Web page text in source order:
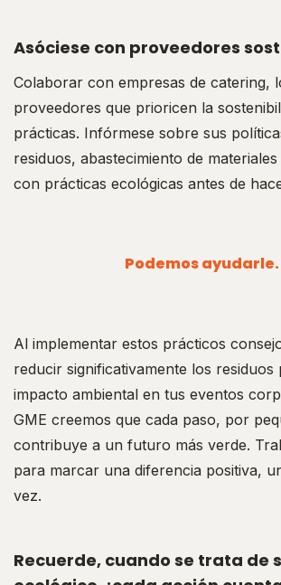
Asóciese con proveedores
Colaborar con empresas de catering,
proveedores que prioricen la
prácticas. Infórmese sobre sus
residuos, abastecimiento de
con prácticas ecológicas antes de
Podemos ayudarle.
Al implementar estos prácticos
reducir significativamente los residuos
impacto ambiental en tus eventos
GME creemos que cada paso, por
contribuye a un futuro más verde.
para marcar una diferencia positiva,
vez.
Recuerde, cuando se trata de